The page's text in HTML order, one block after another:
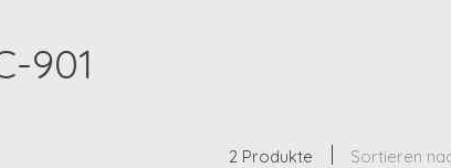
901
2 Produkte Sortieren